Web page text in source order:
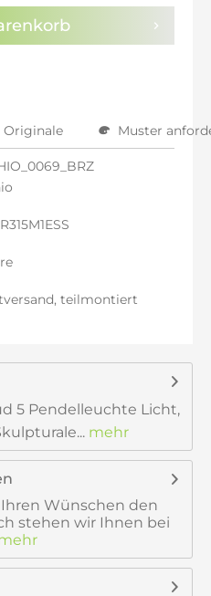
zur
Originale Muster
teilmontiert
5 Pendelleuchte Licht,
mehr
Wünschen den
stehen wir Ihnen bei